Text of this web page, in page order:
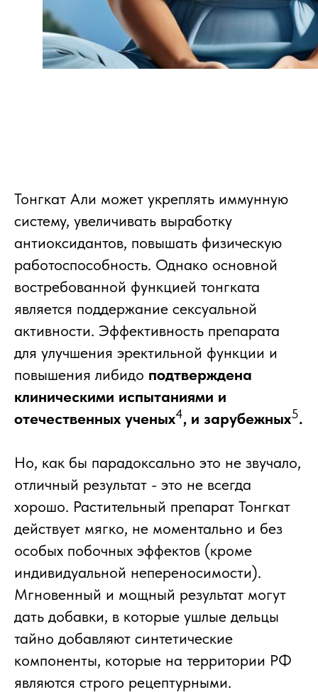
Тонгкат Али может укреплять иммунную
систему, увеличивать выработку
антиоксидантов, повышать физическую
работоспособность. Однако основной
востребованной функцией тонгката
является поддержание сексуальной
активности. Эффективность препарата
для улучшения эректильной функции и
повышения либидо подтверждена
клиническими испытаниями и
отечественных ученых4, и зарубежных5.
Но, как бы парадоксально это не звучало,
отличный результат - это не всегда
хорошо. Растительный препарат Тонгкат
действует мягко, не моментально и без
особых побочных эффектов (кроме
индивидуальной непереносимости).
Мгновенный и мощный результат могут
дать добавки, в которые ушлые дельцы
тайно добавляют синтетические
компоненты, которые на территории РФ
являются строго рецептурными.